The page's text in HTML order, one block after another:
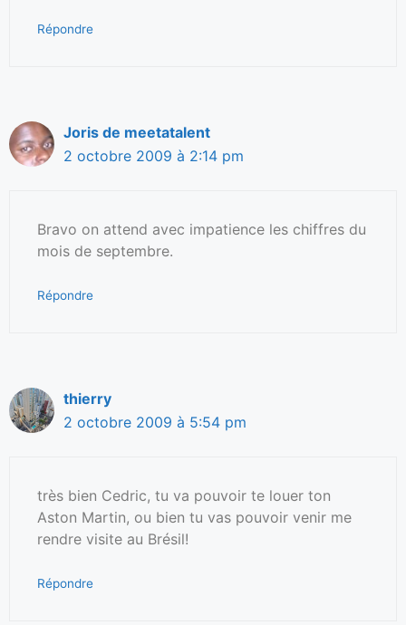
Répondre
Joris de meetatalent
2 octobre 2009 à 2:14 pm
Bravo on attend avec impatience les chiffres du
mois de septembre.
Répondre
thierry
2 octobre 2009 à 5:54 pm
très bien Cedric, tu va pouvoir te louer ton
Aston Martin, ou bien tu vas pouvoir venir me
rendre visite au Brésil!
Répondre